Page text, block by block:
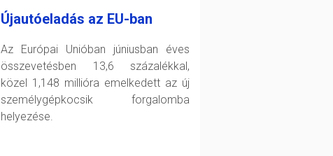
Újautóeladás az EU-ban
Az Európai Unióban júniusban éves
összevetésben 13,6 százalékkal,
közel 1,148 millióra emelkedett az új
személygépkocsik forgalomba
helyezése.